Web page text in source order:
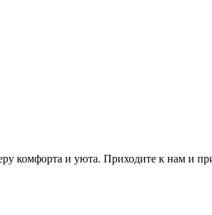
комфорта и уюта. Приходите к нам и